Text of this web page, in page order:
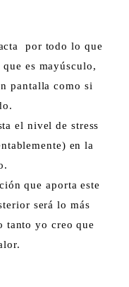
por todo lo que
es mayúsculo,
pantalla como si
el nivel de stress
en la
que aporta este
será lo más
tanto yo creo que